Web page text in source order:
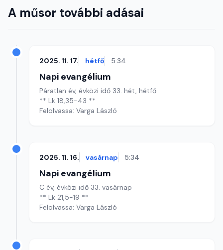
A műsor további adásai
2025. 11. 17. hétfő 5:34
Napi evangélium
Páratlan év, évközi idő 33. hét, hétfő
** Lk 18,35-43 **
Felolvassa: Varga László
2025. 11. 16. vasárnap 5:34
Napi evangélium
C év, évközi idő 33. vasárnap
** Lk 21,5-19 **
Felolvassa: Varga László